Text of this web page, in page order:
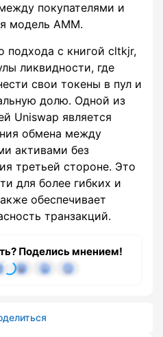
покупателями и
модель AMM.
подхода с книгой cltkjr,
ликвидности, где
свои токены в пул и
долю. Одной из
Uniswap является
обмена между
активами без
третьей стороне. Это
для более гибких и
обеспечивает
транзакций.
Поделись мнением!